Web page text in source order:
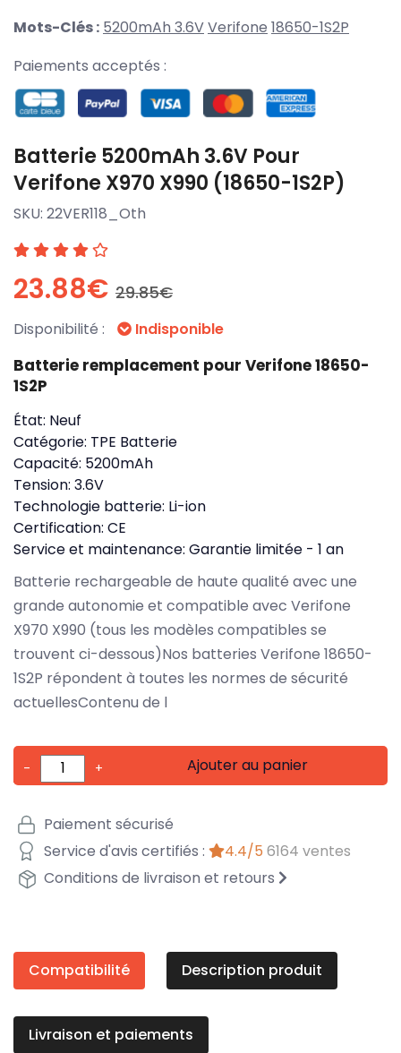
Mots-Clés : 5200mAh 3.6VVerifone 18650-1S2P
Paiements acceptés :
Batterie 5200mAh 3.6V Pour
Verifone X970 X990 (18650-1S2P)
SKU: 22VER118_Oth
23.88€ 29.85€
Disponibilité : Indisponible
Batterie remplacement pour Verifone 18650-
1S2P
État: Neuf
Catégorie: TPE Batterie
Capacité: 5200mAh
Tension: 3.6V
Technologie batterie: Li-ion
Certification: CE
Service et maintenance: Garantie limitée - 1 an
Batterie rechargeable de haute qualité avec une
grande autonomie et compatible avec Verifone
X970 X990 (tous les modèles compatibles se
trouvent ci-dessous)Nos batteries Verifone 18650-
1S2P répondent à toutes les normes de sécurité
actuellesContenu de l
- + Ajouter au panier
Paiement sécurisé
Service d'avis certifiés :
4.4/5 6164 ventes
Conditions de livraison et retours
Compatibilité Description produit
Livraison et paiements